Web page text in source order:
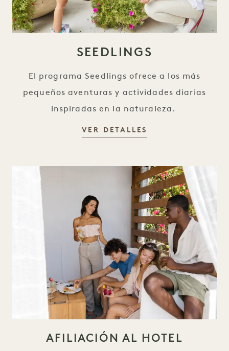
SEEDLINGS
El programa Seedlings ofrece a los más
pequeños aventuras y actividades diarias
inspiradas en la naturaleza.
VER DETALLES
AFILIACIÓN AL HOTEL